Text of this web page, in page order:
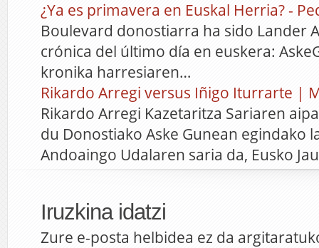
¿Ya es primavera en Euskal Herria? -
Boulevard donostiarra ha sido Lander
crónica del último día en euskera:
kronika harresiaren…
Rikardo Arregi versus Iñigo Iturrarte |
Rikardo Arregi Kazetaritza Sariaren
du Donostiako Aske Gunean egindako
Andoaingo Udalaren saria da, Eusko
Iruzkina idatzi
Zure e-posta helbidea ez da